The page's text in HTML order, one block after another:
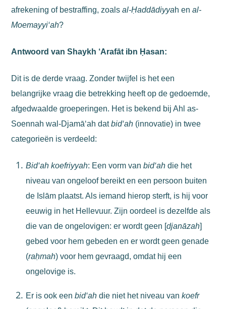
afrekening of bestraffing, zoalsal-Ḥaddādiyyah enal-
Moemayyi‘ah?
Antwoord van Shaykh ‘Arafāt ibn Ḥasan:
Dit is de derde vraag. Zonder twijfel is het een
belangrijke vraag die betrekking heeft op de gedoemde,
afgedwaalde groeperingen. Het is bekend bij Ahl as-
Soennah wal-Djamā‘ah datbid‘ah (innovatie) in twee
categorieën is verdeeld:
Bid‘ah koefriyyah: Een vorm van bid‘ahdie het
niveau van ongeloof bereikt en een persoon buiten
de Islām plaatst. Als iemand hierop sterft, is hij voor
eeuwig in het Hellevuur. Zijn oordeel is dezelfde als
die van de ongelovigen: er wordt geen [djanāzah]
gebed voor hem gebeden en er wordt geen genade
(raḥmah) voor hem gevraagd, omdat hij een
ongelovige is.
Er is ook een bid‘ahdie niet het niveau van koefr